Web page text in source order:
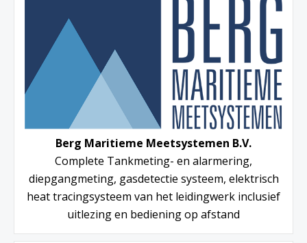
Berg Maritieme Meetsystemen B.V.
Complete Tankmeting- en alarmering,
diepgangmeting, gasdetectie systeem, elektrisch
heat tracingsysteem van het leidingwerk inclusief
uitlezing en bediening op afstand